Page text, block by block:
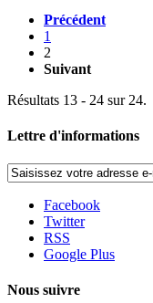
Précédent
1
2
Suivant
Résultats 13 - 24 sur 24.
Lettre d'informations
Facebook
Twitter
RSS
Google Plus
Nous suivre